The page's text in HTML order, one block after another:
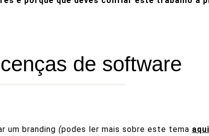
de software
um branding (podes ler mais sobre este tema aqui